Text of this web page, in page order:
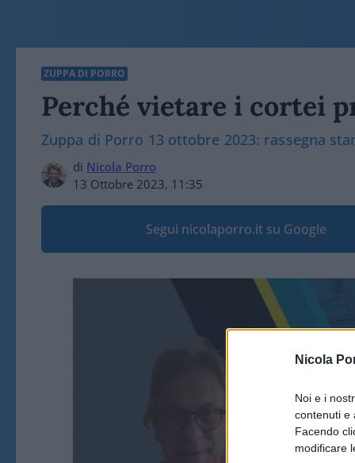
Nicola
Noi e i
contenuti e
Facendo
modificare
ZUPPA DI PORRO
Perché vietare i cortei
Zuppa di Porro 13 ottobre 2023: rassegna
di Nicola Porro
13 Ottobre 2023, 11:35
Segui nicolaporro.it su Google